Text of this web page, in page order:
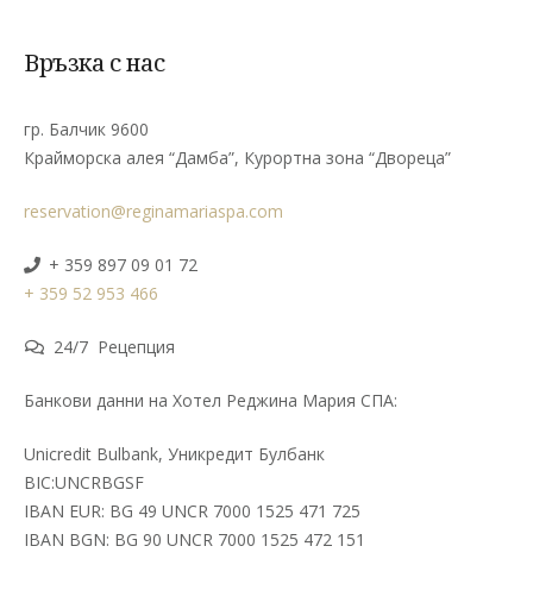
Връзка с нас
гр. Балчик 9600
Крайморска алея “Дамба”, Курортна зона “Двореца”
reservation@reginamariaspa.com
+ 359 897 09 01 72
+ 359 52 953 466
24/7 Рецепция
Банкови данни на Хотел Реджина Мария СПА:
Unicredit Bulbank, Уникредит Булбанк
BIC:UNCRBGSF
IBAN EUR: BG 49 UNCR 7000 1525 471 725
IBAN BGN: BG 90 UNCR 7000 1525 472 151